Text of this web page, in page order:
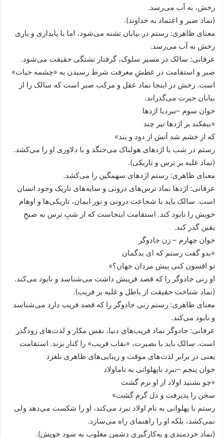
رخش، به آب می‌رسد.
(نماد صبر و اعتماد به خداوند).
معنای ظاهری: رستم در بیابان تشنه می‌شود، اما با پایداری و یاری
رخش به آب می‌رسد.
عرفانی: سالک در مسیر سلوک، گرفتار تشنگی حقیقت می‌شود.
صبر و استقامت در عطشِ معرفت شرط رسیدن به «چشمه حیات»
است. رخش در اینجا نماد عقل و مرکب صبر است که سالک را از
بیابان حیرت می‌گذراند.
خوان سوم –نبردبا اژدها
«بیفکند بر اژدها تیر چند
که از خشم شد آتش از دود و بند»
رستم در شب با اژدهای هولناک می‌جنگد و با دلاوری او را می‌کشد.
(نماد غلبه بر ترس و تاریکی).
معنای ظاهری: رستم اژدهای سهمگین را می‌کشد.
عرفانی: اژدها نماد ترس‌های درونی و سایه‌های تاریک وجود انسان
است. سالک باید با شجاعت درونی و نور ایمان، تاریکی‌ها و اوهام
خویش را نابود کند. استقامت اینجاست که از شبِ ترس به صبحِ
یقین گذر کند.
خوان چهارم – زن جادوگر
«بدو گفت رستم که ای بدگمان
تو افسون کنی پیش مردان جهان؟»
او زنی جادوگر را که قصد فریبش داشت می‌شناسد و نابود می‌کند.
(نماد شناخت حقیقت از باطل و غلبه بر فریب).
معنای ظاهری: رستم زنی جادوگر را که قصد فریب دارد می‌شناسد
و نابود می‌کند.
عرفانی: جادوگر نماد فریب‌های دنیا، نفس مکار و لذت‌های زودگذر
است. سالک باید با بصیرت، «نقاب فریب» را کنار بزند. استقامت
یعنی در برابر لذت‌های موقت و زیبایی‌های ظاهری نلغزد
خوان پنجم –نبرد باپهلوانی به ناماولاد
«چو بشنید اولاد از او نرم گشت
سخن را پذیرفت و دل گرم گشت»
رستم با پهلوانی به نام اولاد نبرد می‌کند، او را شکست می‌دهد ولی
نمی‌کشد، بلکه او را راهنمای راه می‌سازد.
(نماد خردمندی و به‌کارگیری دشمن مغلوب به سود خویش).